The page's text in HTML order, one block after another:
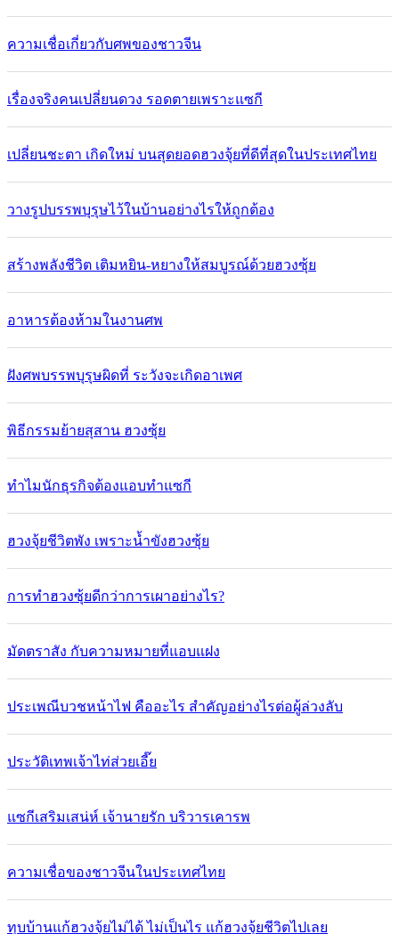
ความเชื่อเกี่ยวกับศพของชาวจีน
เรื่องจริงคนเปลี่ยนดวง รอดตายเพราะแซกี
เปลี่ยนชะตา เกิดใหม่ บนสุดยอดฮวงจุ้ยที่ดีที่สุดในประเทศไทย
วางรูปบรรพบุรุษไว้ในบ้านอย่างไรให้ถูกต้อง
สร้างพลังชีวิต เติมหยิน-หยางให้สมบูรณ์ด้วยฮวงซุ้ย
อาหารต้องห้ามในงานศพ
ฝังศพบรรพบุรุษผิดที่ ระวังจะเกิดอาเพศ
พิธีกรรมย้ายสุสาน ฮวงซุ้ย
ทำไมนักธุรกิจต้องแอบทำแซกี
ฮวงจุ้ยชีวิตพัง เพราะน้ำขังฮวงซุ้ย
การทำฮวงซุ้ยดีกว่าการเผาอย่างไร?
มัดตราสัง กับความหมายที่แอบแฝง
ประเพณีบวชหน้าไฟ คืออะไร สำคัญอย่างไรต่อผู้ล่วงลับ
ประวัติเทพเจ้าไท่ส่วยเอี๊ย
แซกีเสริมเสน่ห์ เจ้านายรัก บริวารเคารพ
ความเชื่อของชาวจีนในประเทศไทย
ทุบบ้านแก้ฮวงจุ้ยไม่ได้ ไม่เป็นไร แก้ฮวงจุ้ยชีวิตไปเลย